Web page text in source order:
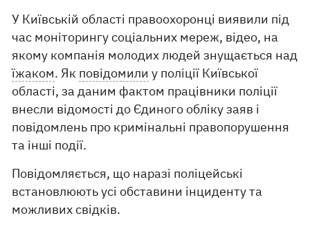
У Київській області правоохоронці виявили під
час моніторингу соціальних мереж, відео, на
якому компанія молодих людей знущається над
їжаком. Як повідомили у поліції Київської
області, за даним фактом працівники поліції
внесли відомості до Єдиного обліку заяв і
повідомлень про кримінальні правопорушення
та інші події.
Повідомляється, що наразі поліцейські
встановлюють усі обставини інциденту та
можливих свідків.